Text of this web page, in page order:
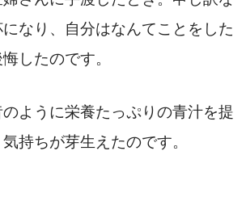
なり、自分はなんてことをした
したのです。
ように栄養たっぷりの青汁を提
持ちが芽生えたのです。